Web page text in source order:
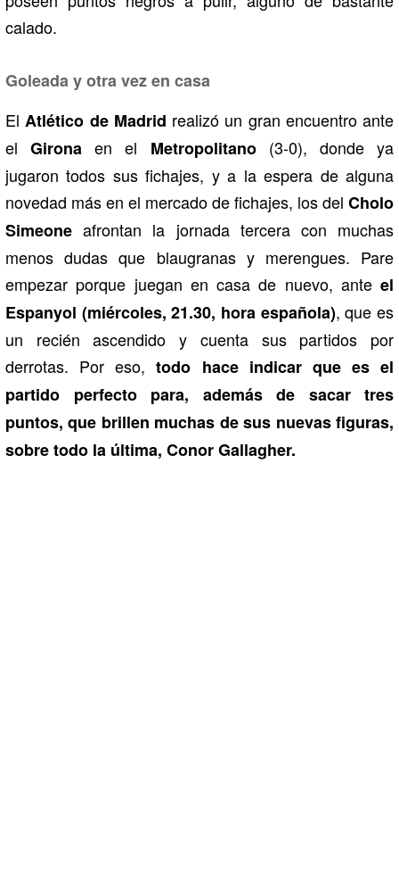
calado.
Goleada y otra vez en casa
El Atlético de Madrid realizó un gran encuentro ante
elGironaen el Metropolitano (3-0), donde ya
jugaron todos sus fichajes, y a la espera de alguna
novedad más en el mercado de fichajes, los del Cholo
Simeoneafrontan la jornada tercera con muchas
menos dudas que blaugranas y merengues. Pare
empezar porque juegan en casa de nuevo, ante el
Espanyol (miércoles, 21.30, hora española), que es
un recién ascendido y cuenta sus partidos por
derrotas. Por eso,todo hace indicar que es el
partido perfecto para, además de sacar tres
puntos, que brillen muchas de sus nuevas figuras,
sobre todo la última, Conor Gallagher.